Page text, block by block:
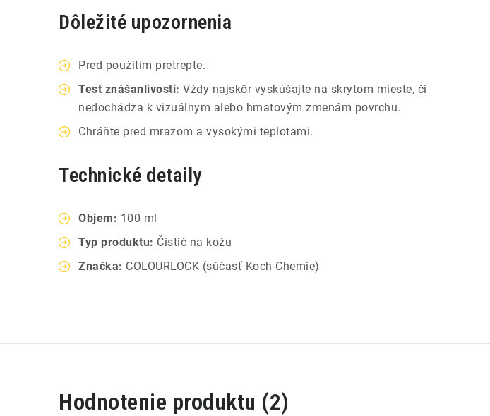
Dôležité upozornenia
Pred použitím pretrepte.
Test znášanlivosti: Vždy najskôr vyskúšajte na skrytom mieste, či
nedochádza k vizuálnym alebo hmatovým zmenám povrchu.
Chráňte pred mrazom a vysokými teplotami.
Technické detaily
Objem: 100 ml
Typ produktu: Čistič na kožu
Značka: COLOURLOCK (súčasť Koch-Chemie)
Hodnotenie produktu (2)
V